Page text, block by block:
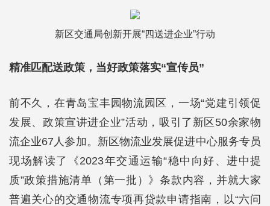
新区交通局创新开展“四送进企业”行动
精准匹配送政策，当好政策落实“宣传员”
前不久，在青岛宝丰园物流园区，一场“党建引领促
发展、政策宣讲进企业”活动，吸引了新区50余家物
流企业67人参加。新区物流业发展促进中心服务专员
现场解读了《2023年交通运输“稳中向好、进中提
质”政策措施清单（第一批）》条款内容，并就大家
普遍关心的交通物流专项再贷款申请指南，以“六问